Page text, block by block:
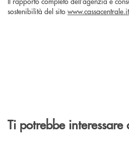
sostenibilità del sito www.cassacentrale.it
Ti potrebbe interessare